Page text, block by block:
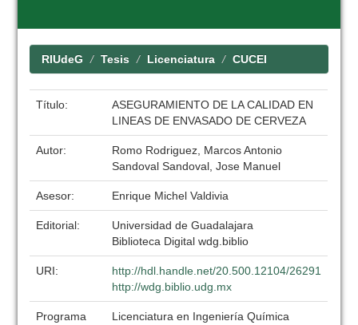
RIUdeG Tesis Licenciatura CUCEI
Título:
ASEGURAMIENTO DE LA CALIDAD EN
LINEAS DE ENVASADO DE CERVEZA
Autor:
Romo Rodriguez, Marcos Antonio
Sandoval Sandoval, Jose Manuel
Asesor: Enrique Michel Valdivia
Editorial:
Universidad de Guadalajara
Biblioteca Digital wdg.biblio
URI:
http://hdl.handle.net/20.500.12104/26291
http://wdg.biblio.udg.mx
Programa
Licenciatura en Ingeniería Química